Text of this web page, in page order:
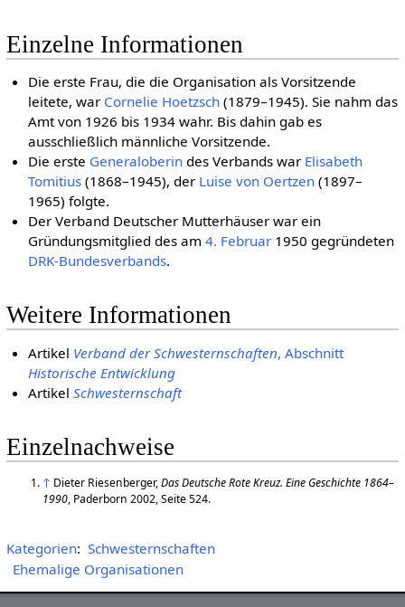
Einzelne Informationen
Die erste Frau, die die Organisation als Vorsitzende
leitete, war Cornelie Hoetzsch (1879–1945). Sie nahm das
Amt von 1926 bis 1934 wahr. Bis dahin gab es
ausschließlich männliche Vorsitzende.
Die erste Generaloberin des Verbands war Elisabeth
Tomitius (1868–1945), der Luise von Oertzen (1897–
1965) folgte.
Der Verband Deutscher Mutterhäuser war ein
Gründungsmitglied des am4. Februar 1950 gegründeten
DRK-Bundesverbands.
Weitere Informationen
Artikel Verband der Schwesternschaften, Abschnitt
Historische Entwicklung
ArtikelSchwesternschaft
Einzelnachweise
↑ Dieter Riesenberger,Das Deutsche Rote Kreuz. Eine Geschichte 1864–
1990, Paderborn 2002, Seite 524.
Kategorien: Schwesternschaften
Ehemalige Organisationen